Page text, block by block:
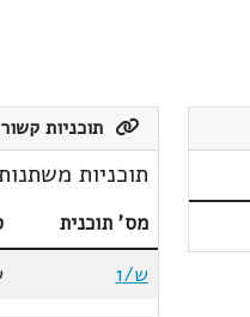
תוכניות
תוכניות
מס' תוכנית
ש/1